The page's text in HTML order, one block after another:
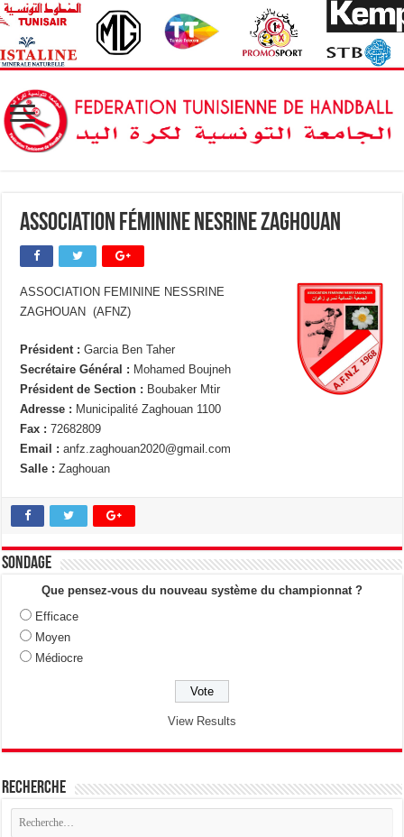
Association Féminine Nesrine Zaghouan
ASSOCIATION FEMININE NESSRINE
ZAGHOUAN (AFNZ)
Président : Garcia Ben Taher
Secrétaire Général : Mohamed Boujneh
Président de Section : Boubaker Mtir
Adresse : Municipalité Zaghouan 1100
Fax : 72682809
Email :anfz.zaghouan2020@gmail.com
Salle :Zaghouan
Sondage
Que pensez-vous du nouveau système du championnat ?
Efficace
Moyen
Médiocre
View Results
Recherche